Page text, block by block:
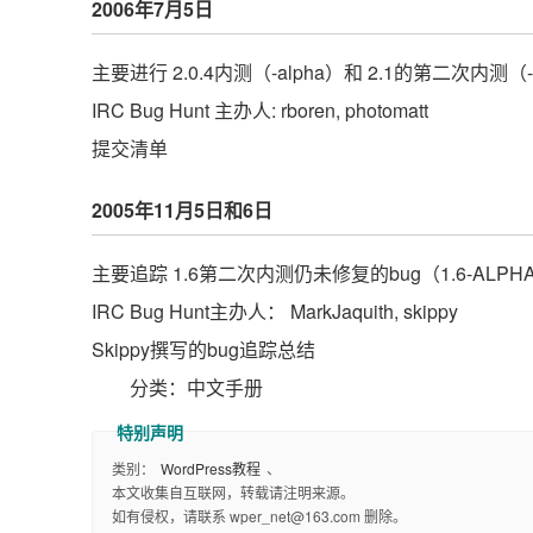
2006年7月5日
主要进行 2.0.4内测（-alpha）和 2.1的第二次内测（-
IRC Bug Hunt 主办人: rboren, photomatt
提交清单
2005年11月5日和6日
主要追踪 1.6第二次内测仍未修复的bug（1.6-
IRC Bug Hunt主办人： MarkJaquith, skippy
Skippy撰写的bug追踪总结
分类：中文手册
类别： WordPress教程 、
本文收集自互联网，转载请注明来源。
如有侵权，请联系 wper_net@163.com 删除。